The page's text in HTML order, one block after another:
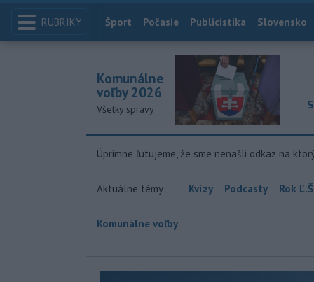
RUBRIKY Index
Šport Počasie Publicistika Slovensko
Komunálne
voľby 2026
Všetky správy
Úprimne ľutujeme, že sme nenašli odkaz na
Aktuálne témy: Kvízy Podcasty Rok
Komunálne voľby